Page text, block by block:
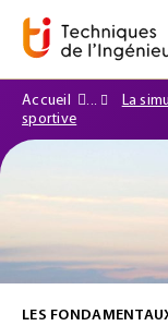
Accueil
La
sportive
LES